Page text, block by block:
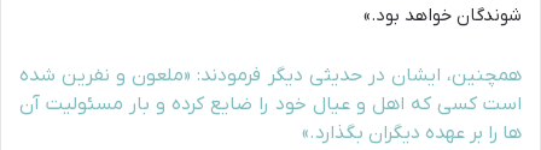
شوندگان خواهد بود.»
همچنین، ایشان در حدیثی دیگر فرمودند: «ملعون و نفرین شده
است کسی که اهل و عیال خود را ضایع کرده و بار مسئولیت آن
ها را بر عهده دیگران بگذارد.»